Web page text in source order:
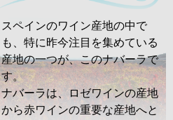
スペインのワイン産地の中で
も、特に昨今注目を集めている
産地の一つが、このナバーラで
す。
ナバーラは、ロゼワインの産地
から赤ワインの重要な産地へと